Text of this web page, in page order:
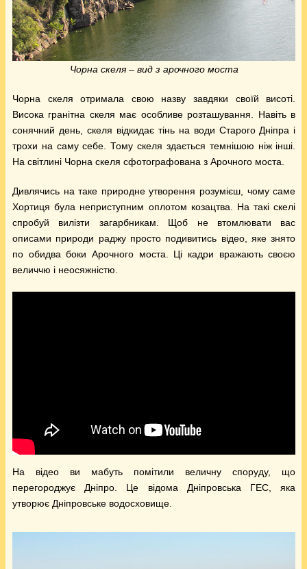
Чорна скеля – вид з арочного моста
Чорна скеля отримала свою назву завдяки своїй висоті.
Висока гранітна скеля має особливе розташування. Навіть в
сонячний день, скеля відкидає тінь на води Старого Дніпра і
трохи на саму себе. Тому скеля здається темнішою ніж інші.
На світлині Чорна скеля сфотографована з Арочного моста.
Дивлячись на таке природне утворення розумієш, чому саме
Хортиця була неприступним оплотом козацтва. На такі скелі
спробуй вилізти загарбникам. Щоб не втомлювати вас
описами природи раджу просто подивитись відео, яке знято
по обидва боки Арочного моста. Ці кадри вражають своєю
величчю і неосяжністю.
На відео ви мабуть помітили величну споруду, що
перегороджує Дніпро. Це відома Дніпровська ГЕС, яка
утворює Дніпровське водосховище.